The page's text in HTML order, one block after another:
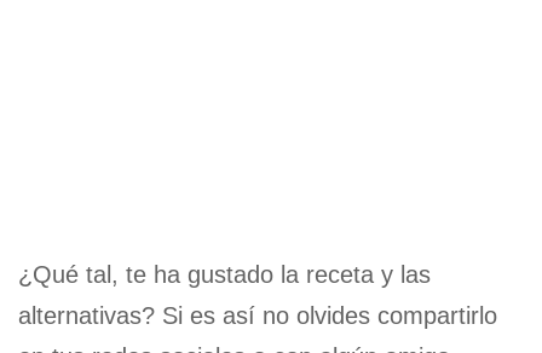
¿Qué tal, te ha gustado la receta y las
alternativas? Si es así no olvides compartirlo